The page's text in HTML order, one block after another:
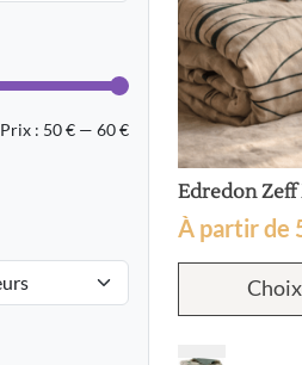
Prix
Prix
Prix : 50 € — 60 €
Edredon Zeff
À partir de